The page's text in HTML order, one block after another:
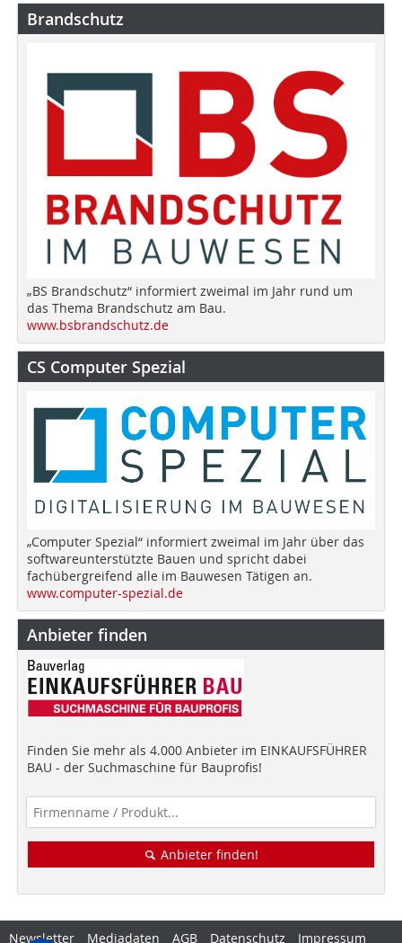
Brandschutz
„BS Brandschutz“ informiert zweimal im Jahr rund um
das Thema Brandschutz am Bau.
www.bsbrandschutz.de
CS Computer Spezial
„Computer Spezial“ informiert zweimal im Jahr über das
softwareunterstützte Bauen und spricht dabei
fachübergreifend alle im Bauwesen Tätigen an.
www.computer-spezial.de
Anbieter finden
Finden Sie mehr als 4.000 Anbieter im EINKAUFSFÜHRER
BAU - der Suchmaschine für Bauprofis!
Anbieter finden!
Newsletter Mediadaten AGB Datenschutz Impressum